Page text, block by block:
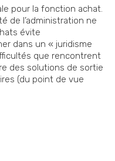
pour la fonction achat.
de l’administration ne
évite
dans un « juridisme
que rencontrent
des solutions de sortie
(du point de vue